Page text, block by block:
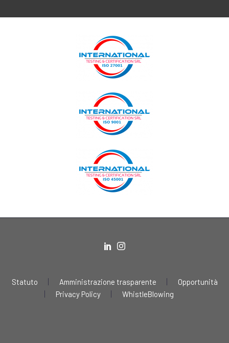
Statuto Amministrazione trasparente
Opportunità
Privacy Policy
WhistleBlowing